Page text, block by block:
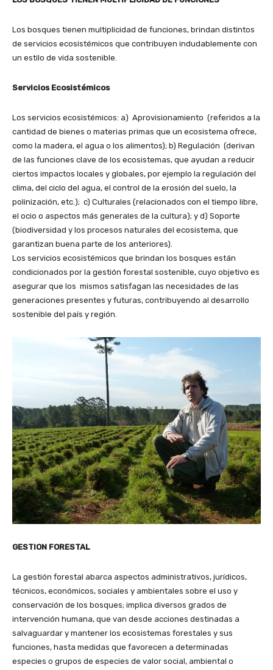
Los bosques tienen multiplicidad de funciones, brindan distintos
de servicios ecosistémicos que contribuyen indudablemente con
un estilo de vida sostenible.
Servicios Ecosistémicos
Los servicios ecosistémicos: a) Aprovisionamiento (referidos a la
cantidad de bienes o materias primas que un ecosistema ofrece,
como la madera, el agua o los alimentos); b) Regulación (derivan
de las funciones clave de los ecosistemas, que ayudan a reducir
ciertos impactos locales y globales, por ejemplo la regulación del
clima, del ciclo del agua, el control de la erosión del suelo, la
polinización, etc.); c) Culturales (relacionados con el tiempo libre,
el ocio o aspectos más generales de la cultura); y d) Soporte
(biodiversidad y los procesos naturales del ecosistema, que
garantizan buena parte de los anteriores).
Los servicios ecosistémicos que brindan los bosques están
condicionados por la gestión forestal sostenible, cuyo objetivo es
asegurar que los mismos satisfagan las necesidades de las
generaciones presentes y futuras, contribuyendo al desarrollo
sostenible del país y región.
GESTION FORESTAL
La gestión forestal abarca aspectos administrativos, jurídicos,
técnicos, económicos, sociales y ambientales sobre el uso y
conservación de los bosques; implica diversos grados de
intervención humana, que van desde acciones destinadas a
salvaguardar y mantener los ecosistemas forestales y sus
funciones, hasta medidas que favorecen a determinadas
especies o grupos de especies de valor social, ambiental o